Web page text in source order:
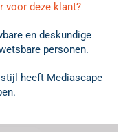
voor deze klant?
en deskundige
personen.
heeft Mediascape